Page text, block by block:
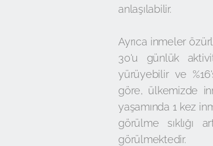
anlaşılabilir.
Ayrıca inmeler
30'u günlük
yürüyebilir ve
göre, ülkemizde
yaşamında 1 kez
görülme sıklığı
görülmektedir.